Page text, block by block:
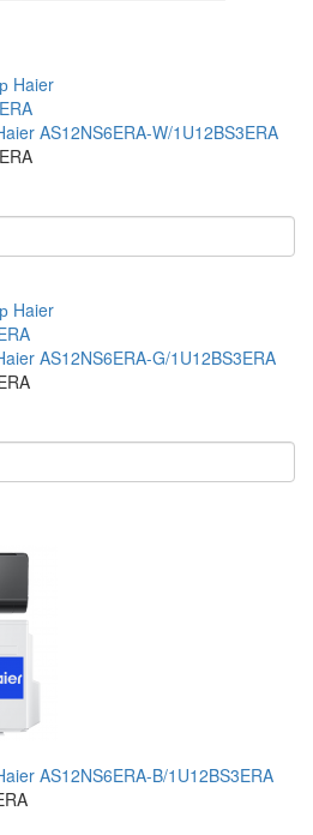
AS12NS6ERA-W/1U12BS3ERA
AS12NS6ERA-G/1U12BS3ERA
AS12NS6ERA-B/1U12BS3ERA